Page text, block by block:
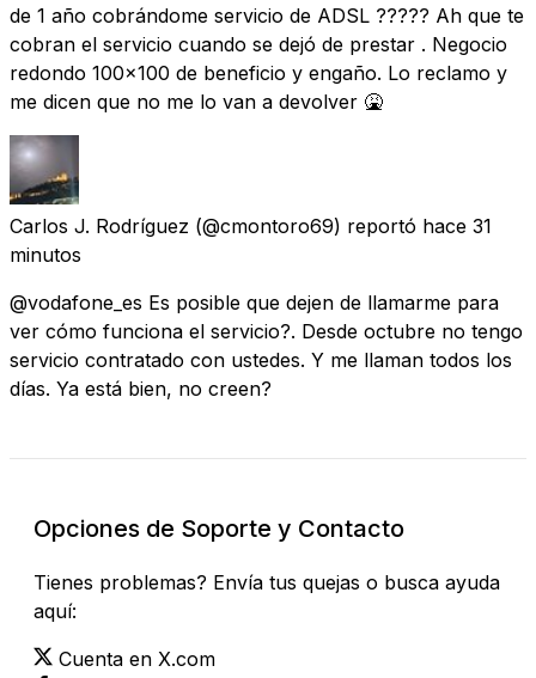
de 1 año cobrándome servicio de ADSL ????? Ah que te
cobran el servicio cuando se dejó de prestar . Negocio
redondo 100x100 de beneficio y engaño. Lo reclamo y
me dicen que no me lo van a devolver 🤮
Carlos J. Rodríguez (@cmontoro69) reportó hace 31
minutos
@vodafone_es Es posible que dejen de llamarme para
ver cómo funciona el servicio?. Desde octubre no tengo
servicio contratado con ustedes. Y me llaman todos los
días. Ya está bien, no creen?
Opciones de Soporte y Contacto
Tienes problemas? Envía tus quejas o busca ayuda
aquí:
Cuenta en X.com